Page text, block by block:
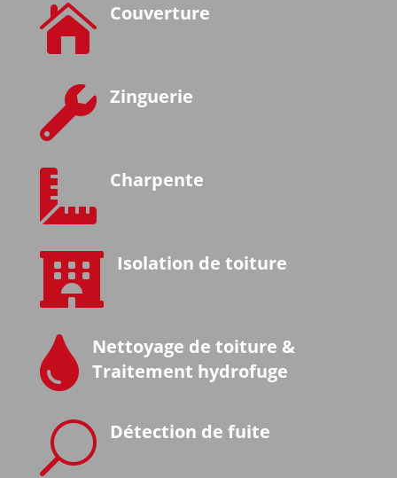
 Couverture
 Zinguerie
 Charpente
 Isolation de toiture

Nettoyage de toiture &
Traitement hydrofuge
U Détection de fuite